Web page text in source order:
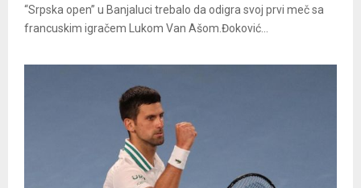
“Srpska open” u Banjaluci trebalo da odigra svoj prvi meč sa
francuskim igračem Lukom Van Ašom.Đoković...